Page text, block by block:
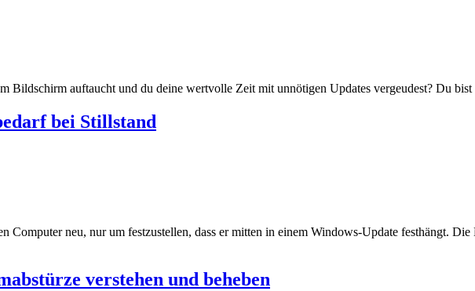
Bildschirm auftaucht und du deine wertvolle Zeit mit unnötigen Updates vergeudest? Du
bei Stillstand
Computer neu, nur um festzustellen, dass er mitten in einem Windows-Update festhängt.
verstehen und beheben